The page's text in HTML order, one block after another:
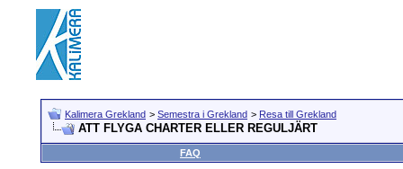
Kalimera Grekland > Semestra i Grekland > Resa till Grekland
ATT FLYGA CHARTER ELLER REGULJÄRT
FAQ